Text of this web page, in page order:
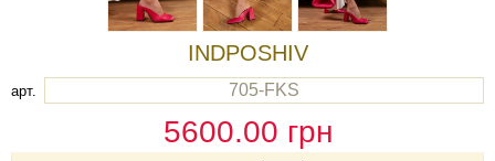
INDPOSHIV
арт. 705-FKS
5600.00 грн